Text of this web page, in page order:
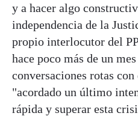
y a hacer algo
independencia de la
propio interlocutor del
hace poco más de un
conversaciones rotas
"acordado un último
rápida y superar esta